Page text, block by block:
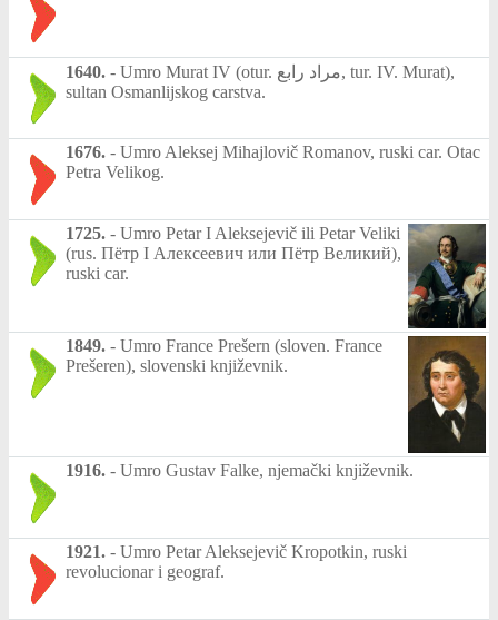
1640. - Umro Murat IV (otur. مراد رابع, tur. IV. Murat),
sultan Osmanlijskog carstva.
1676. - Umro Aleksej Mihajlovič Romanov, ruski car. Otac
Petra Velikog.
1725. - Umro Petar I Aleksejevič ili Petar Veliki
(rus. Пётр I Алексеевич или Пётр Великий),
ruski car.
1849. - Umro France Prešern (sloven. France
Prešeren), slovenski književnik.
1916. - Umro Gustav Falke, njemački književnik.
1921. - Umro Petar Aleksejevič Kropotkin, ruski
revolucionar i geograf.